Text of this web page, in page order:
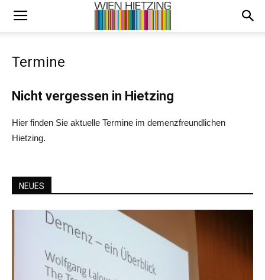
Termine
Nicht vergessen in Hietzing
Hier finden Sie aktuelle Termine im demenzfreundlichen
Hietzing.
NEUES